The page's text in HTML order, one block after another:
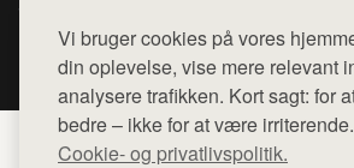
Vi bruger cookies på vores
din oplevelse, vise mere relevant
analysere trafikken. Kort sagt: for
bedre – ikke for at være irriterende.
Cookie- og privatlivspolitik.
varerne på lager.
© 2026 boystuff.dk. Alle